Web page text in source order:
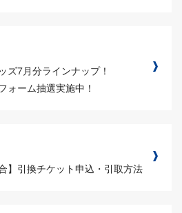
ズ7月分ラインナップ！
ォーム抽選実施中！
】引換チケット申込・引取方法